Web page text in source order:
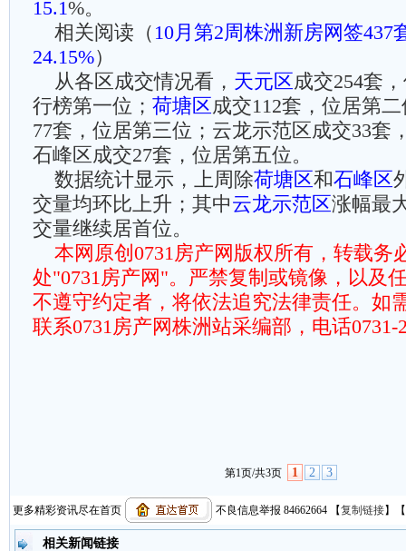
15.1%。
相关阅读（ 10月第2周株洲新房网签437
24.15%）
从各区成交情况看， 天元区成交254套
行榜第一位； 荷塘区成交112套，位居第
77套，位居第三位；云龙示范区成交33套
石峰区成交27套，位居第五位。
数据统计显示，上周除荷塘区和石峰区
交量均环比上升；其中云龙示范区涨幅最
交量继续居首位。
本网原创0731房产网版权所有，转载务
处"0731房产网"。严禁复制或镜像，以及
不遵守约定者，将依法追究法律责任。如
联系0731房产网株洲站采编部，电话0731-
第1页/共3页 1 2 3
更多精彩资讯尽在首页 不良信息举报 84662664 【复制链接】【
相关新闻链接